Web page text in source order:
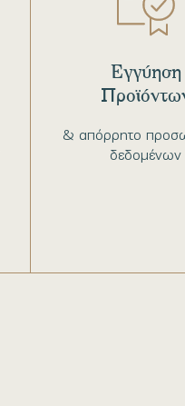
& απόρρητο
δεδομένων
Εγγύηση